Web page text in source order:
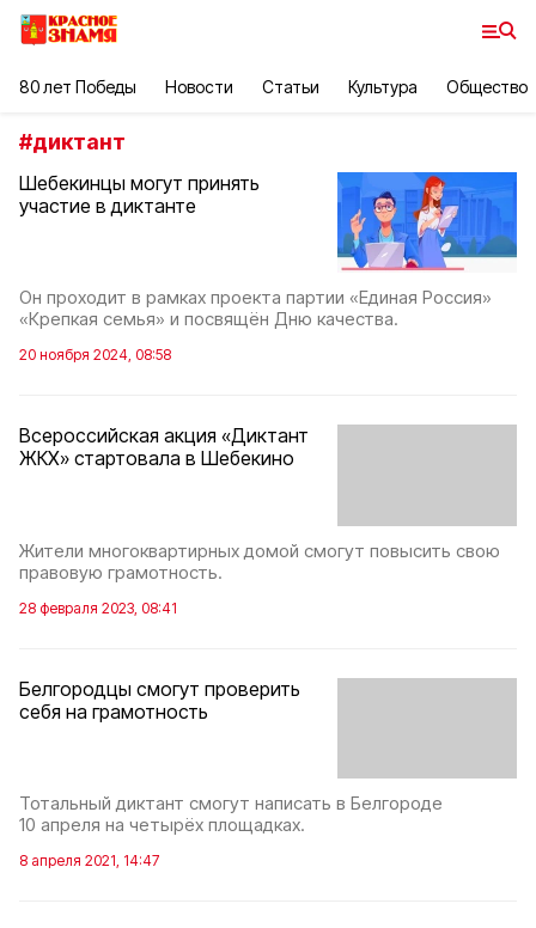
80 лет Победы Новости Статьи Культура Общество
#диктант
Шебекинцы могут принять
участие в диктанте
Он проходит в рамках проекта партии «Единая Россия»
«Крепкая семья» и посвящён Дню качества.
20 ноября 2024, 08:58
Всероссийская акция «Диктант
ЖКХ» стартовала в Шебекино
Жители многоквартирных домой смогут повысить свою
правовую грамотность.
28 февраля 2023, 08:41
Белгородцы смогут проверить
себя на грамотность
Тотальный диктант смогут написать в Белгороде
10 апреля на четырёх площадках.
8 апреля 2021, 14:47